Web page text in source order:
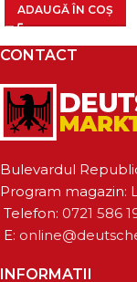
ADAUGĂ ÎN COȘ
CONTACT
Bulevardul
Program magazin:
Telefon: 0721 586
E:
INFORMATII